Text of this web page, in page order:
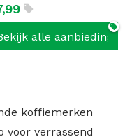
koffiemerken
voor verrassend
99
alle aanbiedingen